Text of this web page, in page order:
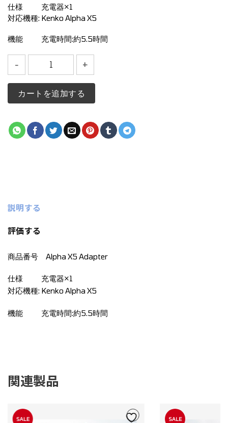
仕様 充電器×1
対応機種: Kenko Alpha X5
機能 充電時間:約5.5時間
2024ケンコー専用 急速充電器(Alpha_X5)個
カートを追加する
説明する
評価する
商品番号 Alpha X5 Adapter
仕様 充電器×1
対応機種: Kenko Alpha X5
機能 充電時間:約5.5時間
関連製品
SALE SALE